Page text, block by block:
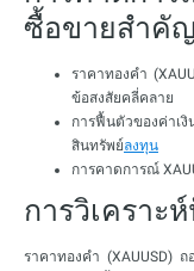
ซื้อขายสำคัญ
ราคาทองคำ
ข้อสงสัยคลี่คลาย
การฟื้นตัวของค่าเ
สินทรัพย์ลงทุน
การคาดการณ์
การวิเคราะ
ราคาทองคำ (XAUUSD)